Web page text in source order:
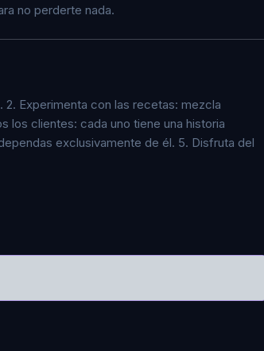
no perderte nada.
Experimenta con las recetas: mezcla
los clientes: cada uno tiene una historia
exclusivamente de él. 5. Disfruta del